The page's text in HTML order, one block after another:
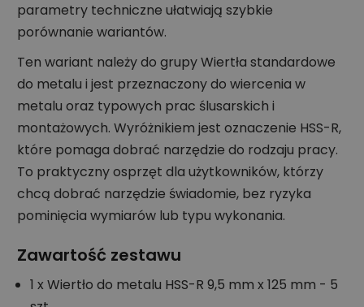
parametry techniczne ułatwiają szybkie
porównanie wariantów.
Ten wariant należy do grupy Wiertła standardowe
do metalu i jest przeznaczony do wiercenia w
metalu oraz typowych prac ślusarskich i
montażowych. Wyróżnikiem jest oznaczenie HSS-R,
które pomaga dobrać narzędzie do rodzaju pracy.
To praktyczny osprzęt dla użytkowników, którzy
chcą dobrać narzędzie świadomie, bez ryzyka
pominięcia wymiarów lub typu wykonania.
Zawartość zestawu
1 x Wiertło do metalu HSS-R 9,5 mm x 125 mm - 5